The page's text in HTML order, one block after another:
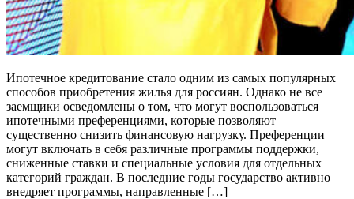
Ипотечное кредитование стало одним из самых популярных
способов приобретения жилья для россиян. Однако не все
заемщики осведомлены о том, что могут воспользоваться
ипотечными преференциями, которые позволяют
существенно снизить финансовую нагрузку. Преференции
могут включать в себя различные программы поддержки,
сниженные ставки и специальные условия для отдельных
категорий граждан. В последние годы государство активно
внедряет программы, направленные […]